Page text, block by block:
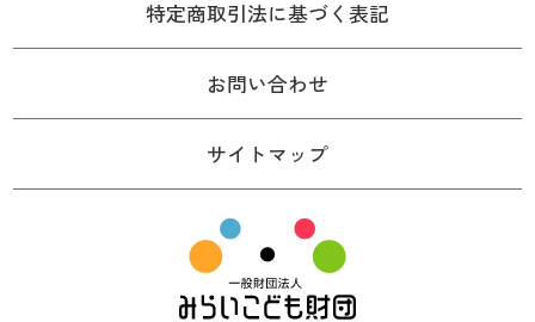
特定商取引法に基づく表記
お問い合わせ
サイトマップ